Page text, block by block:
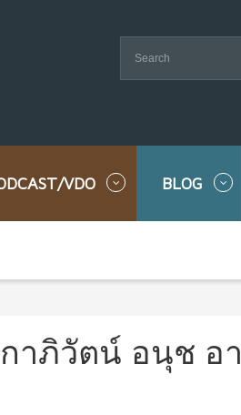
VDO BLOG
าภิวัตน์ อนุช อา